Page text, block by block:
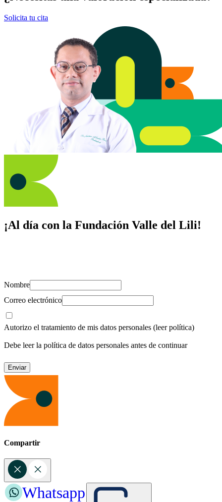
Solicita tu cita
¡Al día con la Fundación Valle del Lili!
Nombre
Correo electrónico
Autorizo el tratamiento de mis datos personales (leer política)
Debe leer la política de datos personales antes de continuar
Compartir
Whatsapp